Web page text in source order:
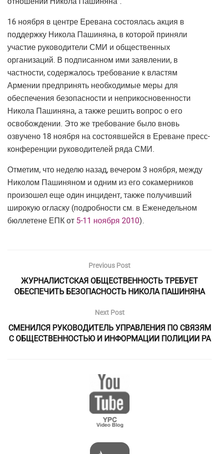
16 ноября в центре Еревана состоялась акция в
поддержку Никола Пашиняна, в которой приняли
участие руководители СМИ и общественных
организаций. В подписанном ими заявлении, в
частности, содержалось требование к властям
Армении предпринять необходимые меры для
обеспечения безопасности и неприкосновенности
Никола Пашиняна, а также решить вопрос о его
освобождении. Это же требование было вновь
озвучено 18 ноября на состоявшейся в Ереване пресс-
конференции руководителей ряда СМИ.
Отметим, что неделю назад, вечером 3 ноября, между
Николом Пашиняном и одним из его сокамерников
произошел еще один инцидент, также получивший
широкую огласку (подробности см. в Еженедельном
бюллетене ЕПК от 5-11 ноября 2010).
Previous Post
ЖУРНАЛИСТСКАЯ ОБЩЕСТВЕННОСТЬ ТРЕБУЕТ
ОБЕСПЕЧИТЬ БЕЗОПАСНОСТЬ НИКОЛА ПАШИНЯНА
Next Post
СМЕНИЛСЯ РУКОВОДИТЕЛЬ УПРАВЛЕНИЯ ПО СВЯЗЯМ
С ОБЩЕСТВЕННОСТЬЮ И ИНФОРМАЦИИ ПОЛИЦИИ РА